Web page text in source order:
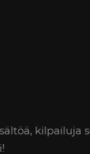
kilpailuja